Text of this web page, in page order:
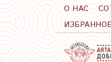
О НАС
ИЗБРАННОЕ